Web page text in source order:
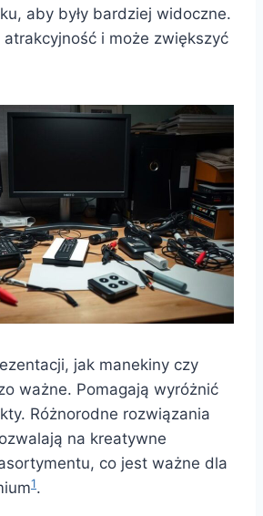
aby były bardziej widoczne.
i może zwiększyć
jak manekiny czy
ważne. Pomagają wyróżnić
Różnorodne rozwiązania
na kreatywne
co jest ważne dla
1.